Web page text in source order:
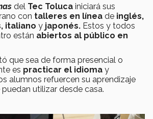
del Tec Toluca iniciará sus
con talleres en línea de inglés,
italiano y japonés. Estos y todos
están abiertos al público en
que sea de forma presencial o
es practicar el idioma y
alumnos refuercen su aprendizaje
utilizar desde casa.